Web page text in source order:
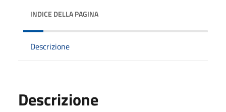
INDICE DELLA PAGINA
Descrizione
Descrizione